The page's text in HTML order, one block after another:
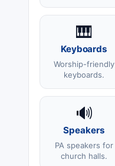
🎹
Keyboards
Worship-friendly
keyboards.
🔊
Speakers
PA speakers for
church halls.